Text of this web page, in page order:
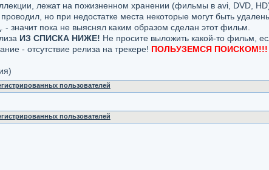
лежат на пожизненном хранении (фильмы в avi, DVD,
но при недостатке места некоторые могут быть
- значит пока не выяснял каким образом сделан этот фильм.
ИЗ СПИСКА НИЖЕ! Не просите выложить какой-то фильм,
- отсутствие релиза на трекере! ПОЛЬУЗЕМСЯ ПОИСКОМ!!!
пользователей
пользователей